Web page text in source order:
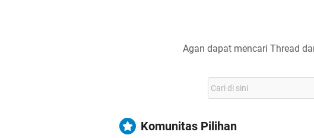
Agan dapat mencari Thread
Komunitas Pilihan